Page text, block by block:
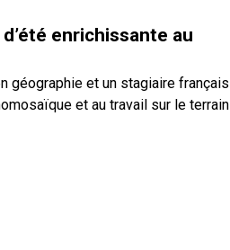
enrichissante au
géographie et un stagiaire français
et au travail sur le terrain